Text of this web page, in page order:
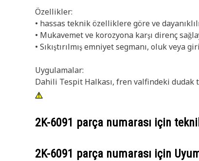
Özellikler:
• hassas teknik özelliklere göre ve
• Mukavemet ve korozyona karşı direnç
• Sıkıştırılmış emniyet segmanı, oluk veya
Uygulamalar:
Dahili Tespit Halkası, fren valfindeki dudak
2K-6091 parça numarası için
2K-6091 parça numarası için